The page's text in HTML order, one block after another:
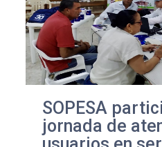
SOPESA
jornada de